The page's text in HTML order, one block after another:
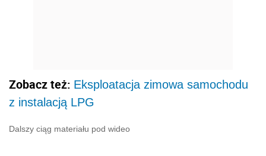
Zobacz też: Eksploatacja zimowa samochodu
z instalacją LPG
Dalszy ciąg materiału pod wideo